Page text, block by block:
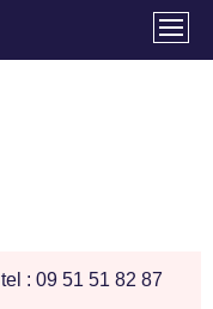
tel : 09 51 51 82 87